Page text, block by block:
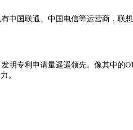
中国联通、中国电信等运营商，联
专利申请量遥遥领先。像其中的
。